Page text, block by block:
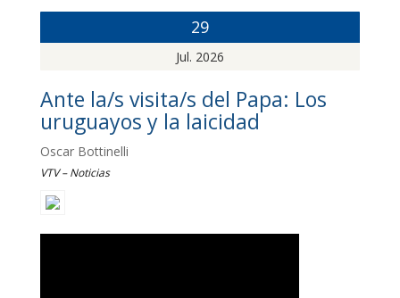
29
Jul. 2026
Ante la/s visita/s del Papa: Los
uruguayos y la laicidad
Oscar Bottinelli
VTV – Noticias